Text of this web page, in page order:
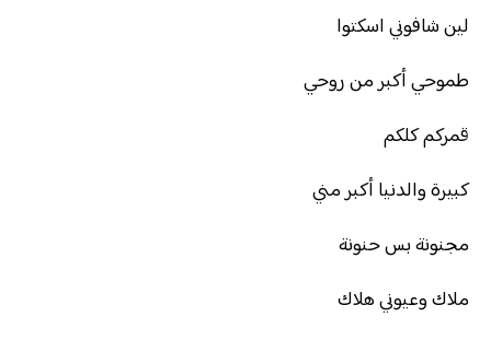
لين شافوني اسكتوا
طموحي أكبر من روحي
قمركم كلكم
كبيرة والدنيا أكبر مني
مجنونة بس حنونة
ملاك وعيوني هلاك